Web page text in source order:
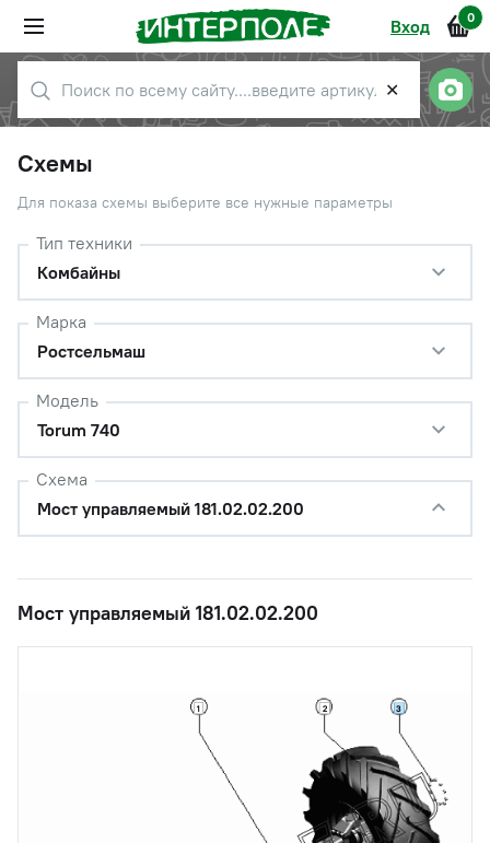
Вход 0
✕
Схемы
Для показа схемы выберите все нужные параметры
Тип техники
Комбайны
Марка
Ростсельмаш
Модель
Torum 740
Схема
Мост управляемый 181.02.02.200
Мост управляемый 181.02.02.200
1 2 3